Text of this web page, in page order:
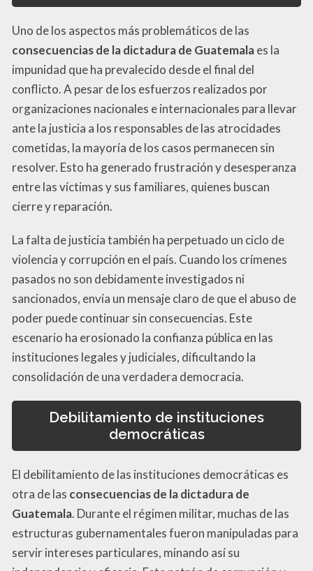
Uno de los aspectos más problemáticos de las
consecuencias de la dictadura de Guatemalaes la
impunidad que ha prevalecido desde el final del
conflicto. A pesar de los esfuerzos realizados por
organizaciones nacionales e internacionales para llevar
ante la justicia a los responsables de las atrocidades
cometidas, la mayoría de los casos permanecen sin
resolver. Esto ha generado frustración y desesperanza
entre las víctimas y sus familiares, quienes buscan
cierre y reparación.
La falta de justicia también ha perpetuado un ciclo de
violencia y corrupción en el país. Cuando los crímenes
pasados no son debidamente investigados ni
sancionados, envía un mensaje claro de que el abuso de
poder puede continuar sin consecuencias. Este
escenario ha erosionado la confianza pública en las
instituciones legales y judiciales, dificultando la
consolidación de una verdadera democracia.
Debilitamiento de instituciones
democráticas
El debilitamiento de las instituciones democráticas es
otra de las consecuencias de la dictadura de
Guatemala. Durante el régimen militar, muchas de las
estructuras gubernamentales fueron manipuladas para
servir intereses particulares, minando así su